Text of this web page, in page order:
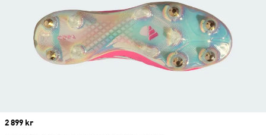
Price
2 899 kr